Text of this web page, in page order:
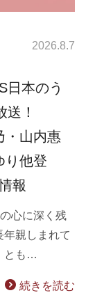
2026.8.7
日本のう
送！
・山内惠
り他登
報
心に深く残
年親しまれて
とも…
続きを読む